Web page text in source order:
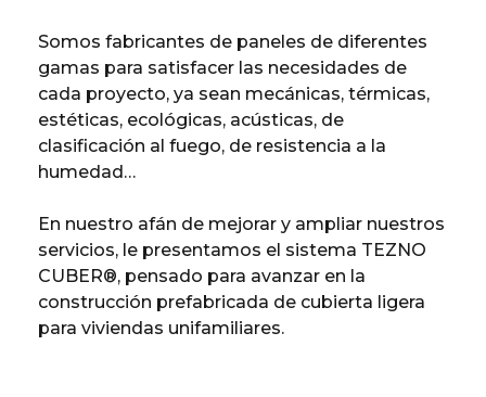
Somos fabricantes de paneles de diferentes
gamas para satisfacer las necesidades de
cada proyecto, ya sean mecánicas, térmicas,
estéticas, ecológicas, acústicas, de
clasificación al fuego, de resistencia a la
humedad…
En nuestro afán de mejorar y ampliar nuestros
servicios, le presentamos el sistema TEZNO
CUBER®, pensado para avanzar en la
construcción prefabricada de cubierta ligera
para viviendas unifamiliares.